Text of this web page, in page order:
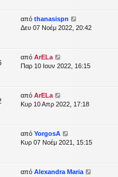
από thanasispn
Δευ 07 Νοέμ 2022, 20:42
από ArELa
Παρ 10 Ιουν 2022, 16:15
από ArELa
Κυρ 10 Απρ 2022, 17:18
από YorgosA
Κυρ 07 Νοέμ 2021, 15:15
από Alexandra Maria